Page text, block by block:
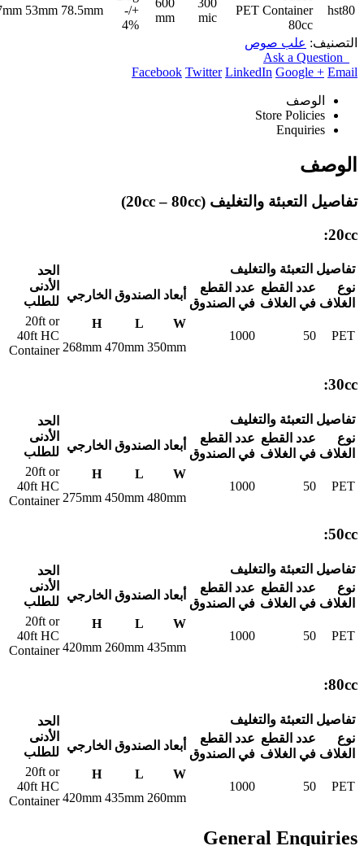
hst80
Container
80cc
PET
300
mic
600
mm
-/+
4%
78.5mm
53mm
التصنيف: علب صوص
Ask a Question
Facebook Twitter LinkedIn Google + Email
الوصف
Store Policies
Enquiries
الوصف
تفاصيل التعبئة والتغليف (20cc – 80cc)
20cc:
تفاصيل التعبئة والتغليف
الحد
الأدنى
للطلب
نوع
الغلاف
عدد القطع
في الغلاف
عدد القطع
في الصندوق
أبعاد الصندوق الخارجي
PET
50
1000
W
L
H
20ft or
40ft HC
Container
350mm
470mm
268mm
30cc:
تفاصيل التعبئة والتغليف
الحد
الأدنى
للطلب
نوع
الغلاف
عدد القطع
في الغلاف
عدد القطع
في الصندوق
أبعاد الصندوق الخارجي
PET
50
1000
W
L
H
20ft or
40ft HC
Container
480mm
450mm
275mm
50cc:
تفاصيل التعبئة والتغليف
الحد
الأدنى
للطلب
نوع
الغلاف
عدد القطع
في الغلاف
عدد القطع
في الصندوق
أبعاد الصندوق الخارجي
PET
50
1000
W
L
H
20ft or
40ft HC
Container
435mm
260mm
420mm
80cc:
تفاصيل التعبئة والتغليف
الحد
الأدنى
للطلب
نوع
الغلاف
عدد القطع
في الغلاف
عدد القطع
في الصندوق
أبعاد الصندوق الخارجي
PET
50
1000
W
L
H
20ft or
40ft HC
Container
260mm
435mm
420mm
General Enquiries